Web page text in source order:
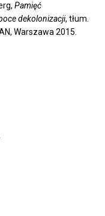
Pamięć
dekolonizacji, tłum.
Warszawa 2015.